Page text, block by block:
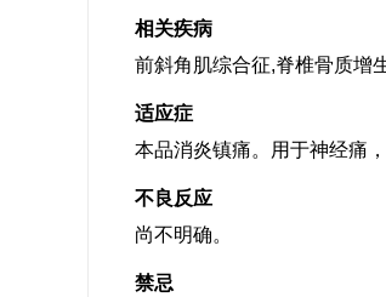
相关疾病
前斜角肌综合征,脊椎骨质增
适应症
本品消炎镇痛。用于神经痛
不良反应
尚不明确。
禁忌